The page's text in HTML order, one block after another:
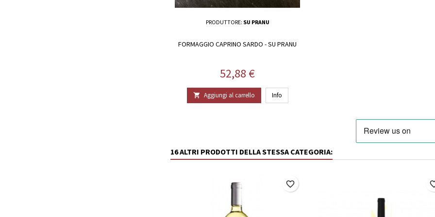
PRODUTTORE: SU PRANU
FORMAGGIO CAPRINO SARDO - SU PRANU
Prezzo
52,88 €
 Aggiungi al carrello Info
16 ALTRI PRODOTTI DELLA STESSA CATEGORIA:
favorite_border